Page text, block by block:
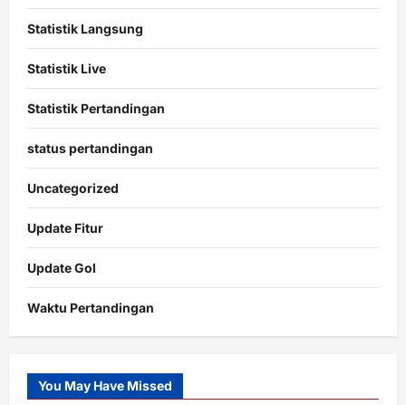
Statistik Langsung
Statistik Live
Statistik Pertandingan
status pertandingan
Uncategorized
Update Fitur
Update Gol
Waktu Pertandingan
Slot
Gacor
You May Have Missed